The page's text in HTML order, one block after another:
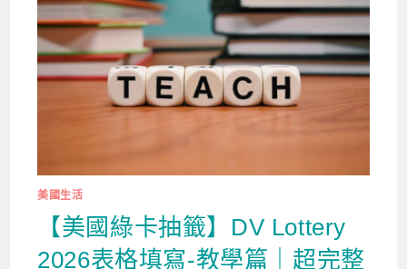
美國生活
【美國綠卡抽籤】DV Lottery
2026表格填寫-教學篇｜超完整